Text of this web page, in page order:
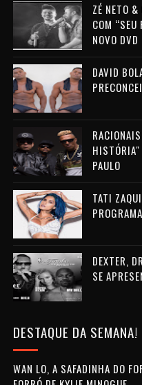
ZÉ NETO
COM “SEU
NOVO DVD
DAVID
HISTÓRIA"
PAULO
TATI
DEXTER,
SE
DESTAQUE DA SEMANA!
WAN LO, A SAFADINHA DO